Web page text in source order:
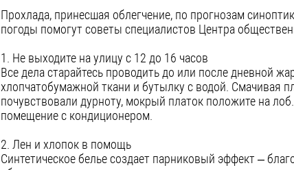
Прохлада, принесшая облегчение, по прогнозам
погоды помогут советы специалистов Центра
1. Не выходите на улицу с 12 до 16 часов
Все дела старайтесь проводить до или после дневной
хлопчатобумажной ткани и бутылку с водой. Смачивая
почувствовали дурноту, мокрый платок положите на
помещение с кондиционером.
2. Лен и хлопок в помощь
Синтетическое белье создает парниковый эффект –